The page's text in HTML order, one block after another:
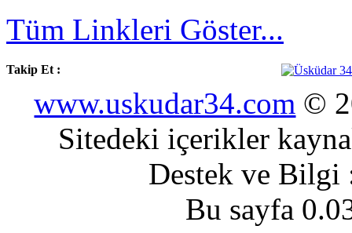
Tüm Linkleri Göster...
Takip Et :
www.uskudar34.com ©
Sitedeki içerikler
Destek ve
Bu sayfa